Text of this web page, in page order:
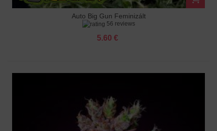
Auto Big Gun Feminizált
56 reviews
5.60 €